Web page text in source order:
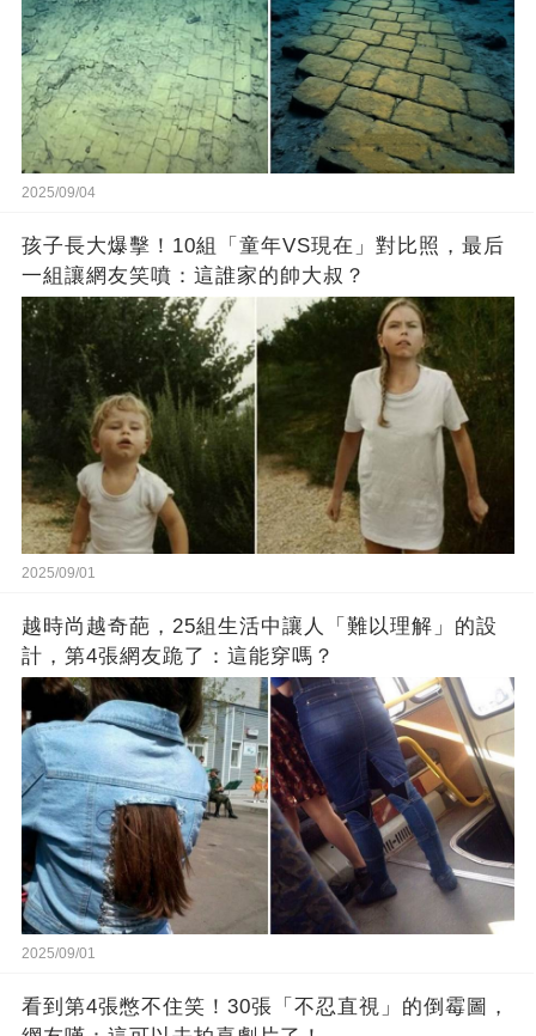
2025/09/04
孩子長大爆擊！10組「童年VS現在」對比照，最后
一組讓網友笑噴：這誰家的帥大叔？
2025/09/01
越時尚越奇葩，25組生活中讓人「難以理解」的設
計，第4張網友跪了：這能穿嗎？
2025/09/01
看到第4張憋不住笑！30張「不忍直視」的倒霉圖，